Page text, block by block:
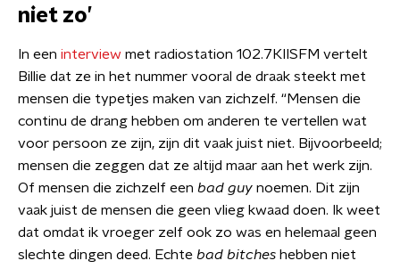
niet zo’
In een interview met radiostation 102.7KIISFM vertelt
Billie dat ze in het nummer vooral de draak steekt met
mensen die typetjes maken van zichzelf. “Mensen die
continu de drang hebben om anderen te vertellen wat
voor persoon ze zijn, zijn dit vaak juist niet. Bijvoorbeeld;
mensen die zeggen dat ze altijd maar aan het werk zijn.
Of mensen die zichzelf een bad guy noemen. Dit zijn
vaak juist de mensen die geen vlieg kwaad doen. Ik weet
dat omdat ik vroeger zelf ook zo was en helemaal geen
slechte dingen deed. Echte bad bitches hebben niet